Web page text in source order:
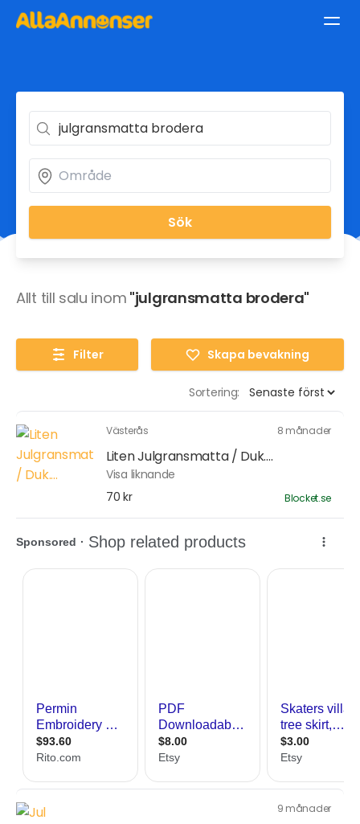
Sök
Allt till salu inom "julgransmatta brodera"
Filter Skapa bevakning
Sortering:
Västerås 8 månader
Liten Julgransmatta / Duk....
Visa liknande
70 kr
Blocket.se
9 månader